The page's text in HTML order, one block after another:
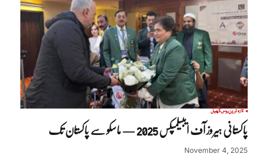
تازہ ترینروسکھیل
پاکستانی ہیروز آف ایبیلمپکس 2025 — ماسکو سے پاکستان تک
November 4, 2025